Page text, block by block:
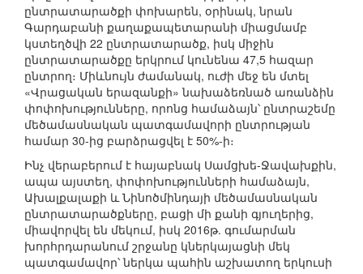
ընտրատարածքի փոխարեն, օրինակ, նրան
Գարդաբանի քաղաքապետարանի միացմամբ
կստեղծվի 22 ընտրատարածք, իսկ միջին
ընտրատարածքը երկրում կունենա 47,5 հազար
ընտրող։ Միևնույն ժամանակ, ուժի մեջ են մտել
«Վրացական երազանքի» նախաձեռնած առանձին
փոփոխությունները, որոնց համաձայն՝ ընտրաշեմը
մեծամասնական պատգամավորի ընտրության
համար 30-ից բարձրացվել է 50%-ի։
Ինչ վերաբերում է հայաբնակ Սամցխե-Ջավախքին,
ապա այստեղ, փոփոխությունների համաձայն,
Ախալքալաքի և Նինոծմինդայի մեծամասնական
ընտրատարածքները, բացի մի քանի գյուղերից,
միավորվել են մեկում, իսկ 2016թ. գումարման
խորհրդարանում շրջանը կներկայացնի մեկ
պատգամավոր՝ ներկա պահին աշխատող երկուսի